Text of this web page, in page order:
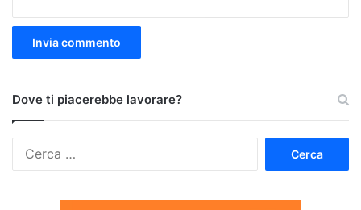
Dove ti piacerebbe lavorare?